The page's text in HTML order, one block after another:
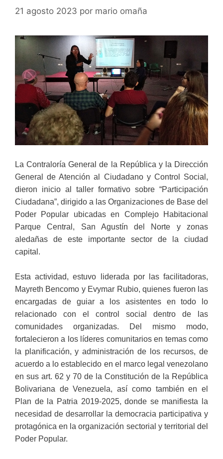
21 agosto 2023 por mario omaña
La Contraloría General de la República y la Dirección
General de Atención al Ciudadano y Control Social,
dieron inicio al taller formativo sobre “Participación
Ciudadana”, dirigido a las Organizaciones de Base del
Poder Popular ubicadas en Complejo Habitacional
Parque Central, San Agustín del Norte y zonas
aledañas de este importante sector de la ciudad
capital.
Esta actividad, estuvo liderada por las facilitadoras,
Mayreth Bencomo y Evymar Rubio, quienes fueron las
encargadas de guiar a los asistentes en todo lo
relacionado con el control social dentro de las
comunidades organizadas. Del mismo modo,
fortalecieron a los líderes comunitarios en temas como
la planificación, y administración de los recursos, de
acuerdo a lo establecido en el marco legal venezolano
en sus art. 62 y 70 de la Constitución de la República
Bolivariana de Venezuela, así como también en el
Plan de la Patria 2019-2025, donde se manifiesta la
necesidad de desarrollar la democracia participativa y
protagónica en la organización sectorial y territorial del
Poder Popular.